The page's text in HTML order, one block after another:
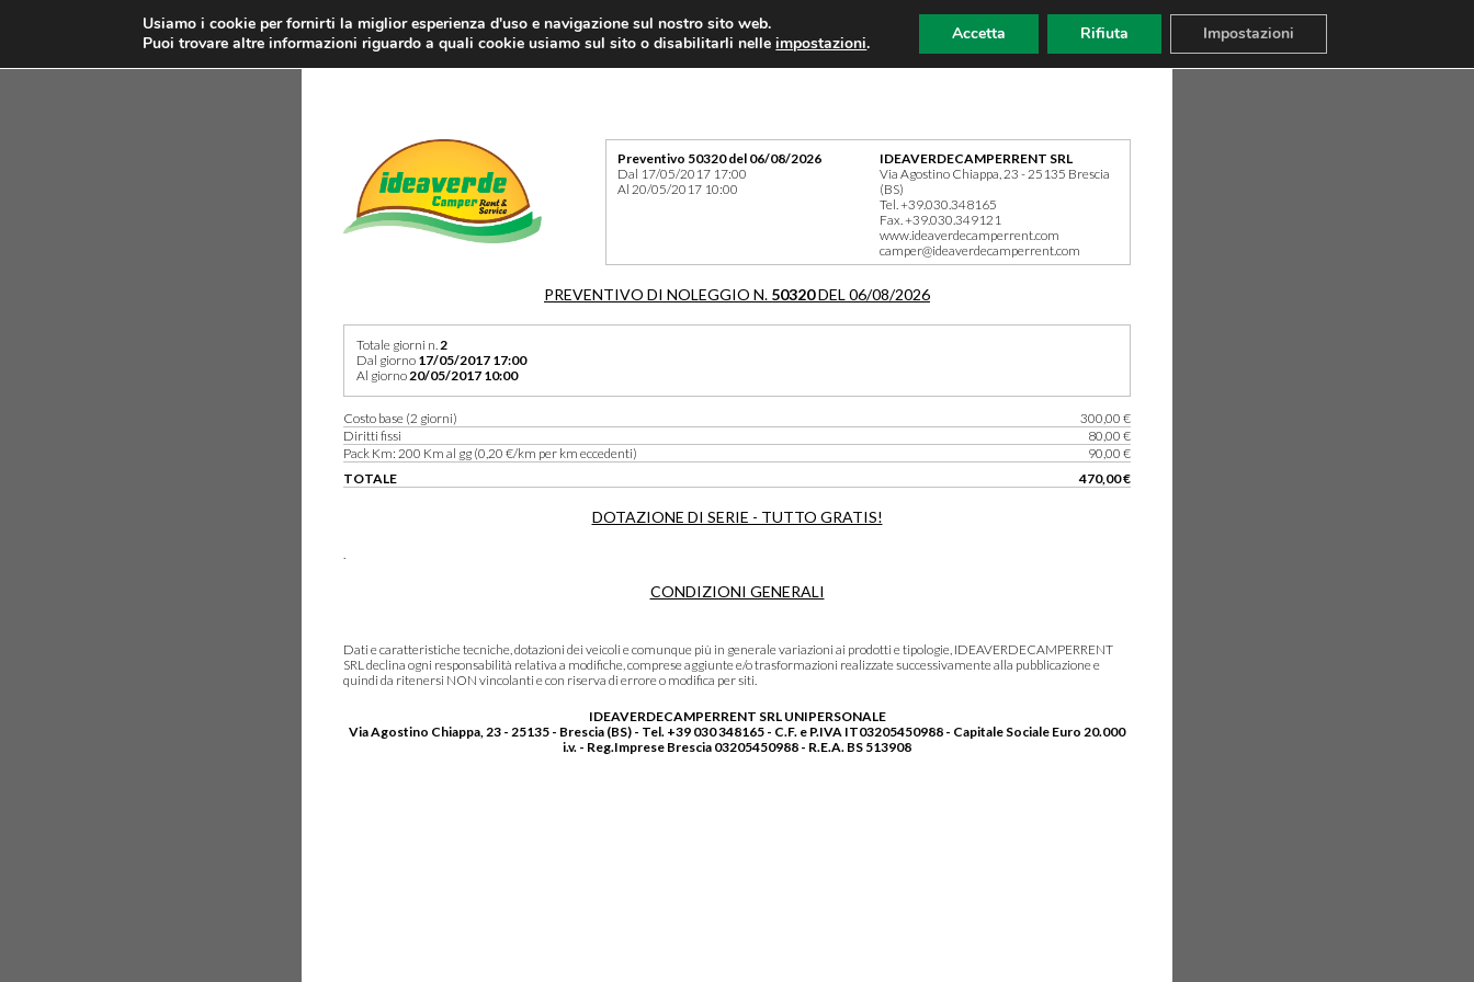
IDEAVERDECAMPERRENT SRL
Via Agostino Chiappa, 23 - 25135 Brescia
(BS)
Tel. +39.030.348165
Fax. +39.030.349121
www.ideaverdecamperrent.com
camper@ideaverdecamperrent.com
Preventivo 50320 del 06/08/2026
Dal 17/05/2017 17:00
Al 20/05/2017 10:00
PREVENTIVO DI NOLEGGIO N. 50320DEL 06/08/2026
Totale giorni n.2
Dal giorno 17/05/2017 17:00
Al giorno20/05/2017 10:00
Costo base (2 giorni)
300,00 €
Diritti fissi
80,00 €
Pack Km: 200 Km al gg (0,20 €/km per km eccedenti)
90,00 €
TOTALE
470,00 €
DOTAZIONE DI SERIE - TUTTO GRATIS!
.
CONDIZIONI GENERALI
Dati e caratteristiche tecniche, dotazioni dei veicoli e comunque più in generale variazioni ai prodotti e tipologie, IDEAVERDECAMPERRENT
SRL declina ogni responsabilità relativa a modifiche, comprese aggiunte e/o trasformazioni realizzate successivamente alla pubblicazione e
quindi da ritenersi NON vincolanti e con riserva di errore o modifica per siti.
IDEAVERDECAMPERRENT SRL UNIPERSONALE
Via Agostino Chiappa, 23 - 25135 - Brescia (BS) - Tel. +39 030 348165 - C.F. e P.IVA IT03205450988 - Capitale Sociale Euro 20.000
i.v. - Reg.Imprese Brescia 03205450988 - R.E.A. BS 513908
Usiamo i cookie per fornirti la miglior esperienza d'uso e navigazione sul nostro sito web.
Puoi trovare altre informazioni riguardo a quali cookie usiamo sul sito o disabilitarli nelleimpostazioni. Accetta Rifiuta Impostazioni